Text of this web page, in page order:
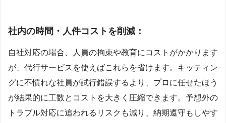
社内の時間・人件コストを削減：
自社対応の場合、人員の拘束や教育にコストがかかります
が、代行サービスを使えばこれらを省けます。キッティン
グに不慣れな社員が試行錯誤するより、プロに任せたほう
が結果的に工数とコストを大きく圧縮できます。予想外の
トラブル対応に追われるリスクも減り、納期遵守もしやす